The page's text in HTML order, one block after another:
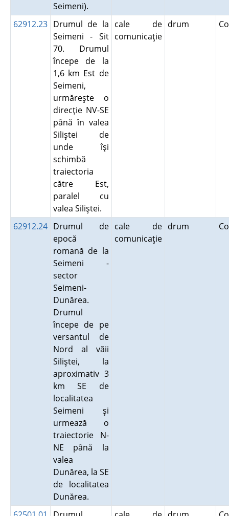
Seimeni).
62912.23 Drumul de la
Seimeni - Sit
70. Drumul
începe de la
1,6 km Est de
Seimeni,
urmăreşte o
direcţie NV-SE
până în valea
Siliştei de
unde îşi
schimbă
traiectoria
către Est,
paralel cu
valea Siliştei.
cale de
comunicaţie
drum
62912.24 Drumul de
epocă
romană de la
Seimeni -
sector
Seimeni-
Dunărea.
Drumul
începe de pe
versantul de
Nord al văii
Siliştei, la
aproximativ 3
km SE de
localitatea
Seimeni şi
urmează o
traiectorie N-
NE până la
valea
Dunărea, la SE
de localitatea
Dunărea.
cale de
comunicaţie
drum